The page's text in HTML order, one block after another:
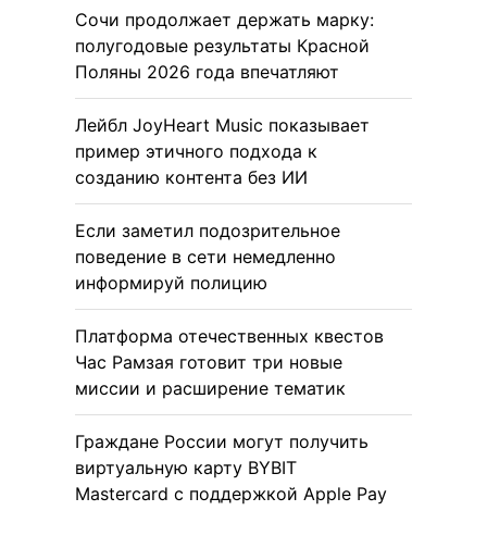
Сочи продолжает держать марку:
полугодовые результаты Красной
Поляны 2026 года впечатляют
Лейбл JoyHeart Music показывает
пример этичного подхода к
созданию контента без ИИ
Если заметил подозрительное
поведение в сети немедленно
информируй полицию
Платформа отечественных квестов
Час Рамзая готовит три новые
миссии и расширение тематик
Граждане России могут получить
виртуальную карту BYBIT
Mastercard с поддержкой Apple Pay